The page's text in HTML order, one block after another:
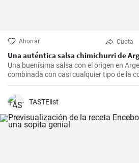
Ahorrar Cuota
Una auténtica salsa chimichurri de
Una buenísima salsa con el origen en
combinada con casi cualquier tipo de la
debería hacer es seguir la receta presente.
TASTElist